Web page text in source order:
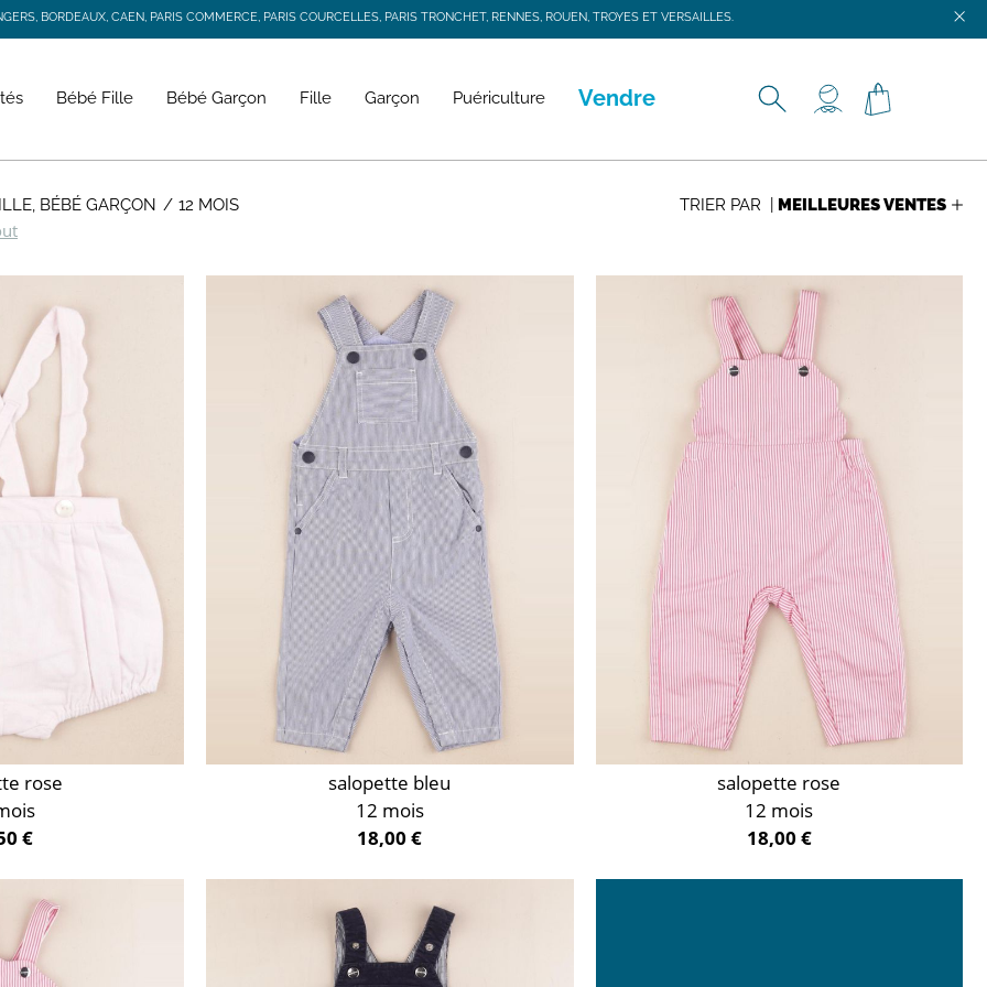
BORDEAUX, CAEN, PARIS COMMERCE, PARIS COURCELLES, PARIS TRONCHET, RENNES, ROUEN, TROYES ET VERSAILLES.
Bébé Fille Bébé Garçon Fille Garçon Puériculture Vendre
TRIER PAR |
BÉBÉ GARÇON 12 MOIS
rose
€
salopette bleu
12 mois
18,00 €
salopette rose
12 mois
18,00 €